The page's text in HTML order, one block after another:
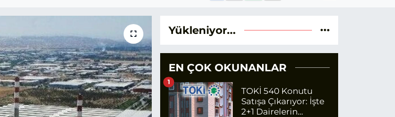
Yükleniyor...
EN ÇOK OKUNANLAR
TOKİ 540 Konutu
Satışa Çıkarıyor: İşte
2+1 Dairelerin
1